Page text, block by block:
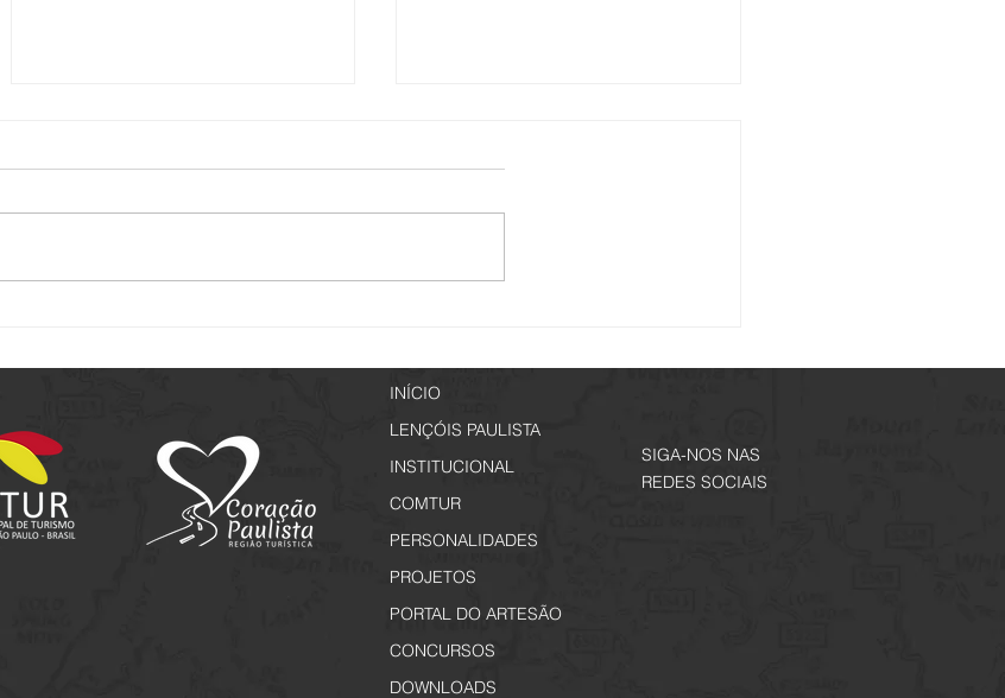
Inscrições Abertas!
INÍCIO
LENÇÓIS PAULISTA
INSTITUCIONAL
COMTUR
PERSONALIDADES
PROJETOS
PORTAL DO ARTESÃO
CONCURSOS
DOWNLOADS
SIGA-NOS NAS
REDES SOCIAIS